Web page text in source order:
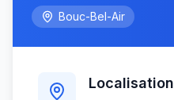
Bouc-Bel-Air
Localisation